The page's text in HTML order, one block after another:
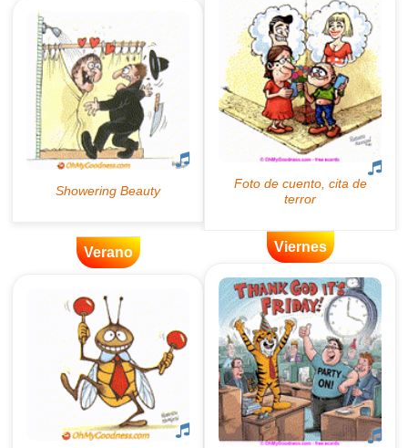
Verano Viernes